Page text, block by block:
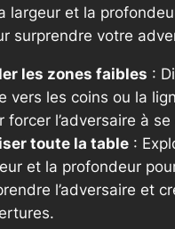
largeur et la
surprendre votre
les zones faibles :
vers les coins ou la
forcer l’adversaire à
toute la table:
et la profondeur
l’adversaire et